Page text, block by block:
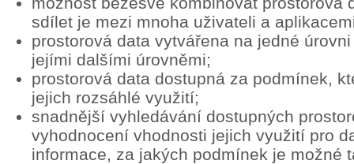
sdílet je mezi mnoha uživateli a
prostorová data vytvářena na jedné
jejími dalšími úrovněmi;
prostorová data dostupná za podmínek,
jejich rozsáhlé využití;
snadnější vyhledávání dostupných
vyhodnocení vhodnosti jejich využití pro
informace, za jakých podmínek je možné